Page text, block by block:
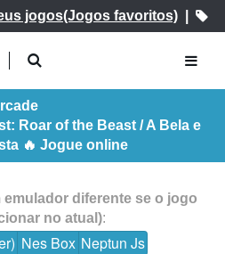
jogos(Jogos favoritos)|
Roar of the Beast / A Bela e
🔥 Jogue online
emulador diferente se o jogo
no atual):
Nes Box Neptun Js